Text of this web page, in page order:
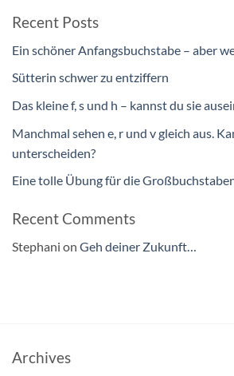
Recent Posts
Ein schöner Anfangsbuchstabe – aber
Sütterin schwer zu entziffern
Das kleine f, s und h – kannst du sie
Manchmal sehen e, r und v gleich aus.
unterscheiden?
Eine tolle Übung für die
Recent Comments
Stephani on Geh deiner Zukunft…
Archives